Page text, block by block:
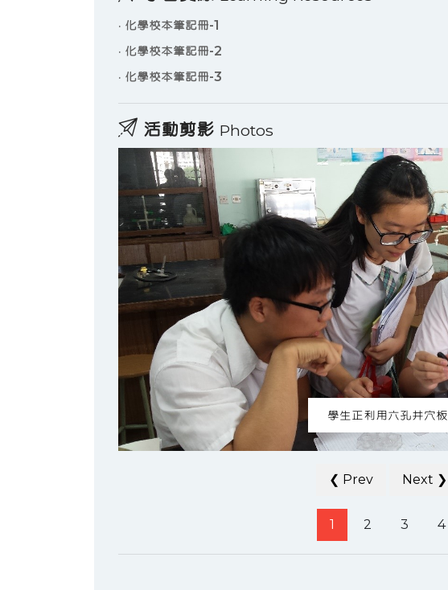
· 化學校本筆記冊-1
· 化學校本筆記冊-2
· 化學校本筆記冊-3
活動剪影 Photos
學生正利用六孔井穴板
❮ Prev Next ❯
1 2 3 4